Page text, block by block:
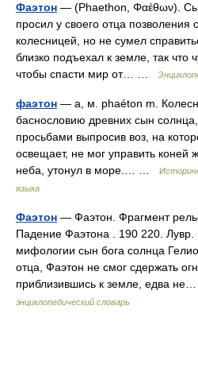
Фаэтон — (Phaethon, Φαέθων).
просил у своего отца позволения
колесницей, но не сумел
близко подъехал к земле, так что
чтобы спасти мир от… …
фаэтон — а, м. phaéton m.
баснословию древних сын
просьбами выпросив воз, на
освещает, не мог управить коней
неба, утонул в море.… …
языка
Фаэтон — Фаэтон. Фрагмент
Падение Фаэтона . 190 220.
мифологии сын бога солнца
отца, Фаэтон не смог сдержать
приблизившись к земле, едва
энциклопедический словарь